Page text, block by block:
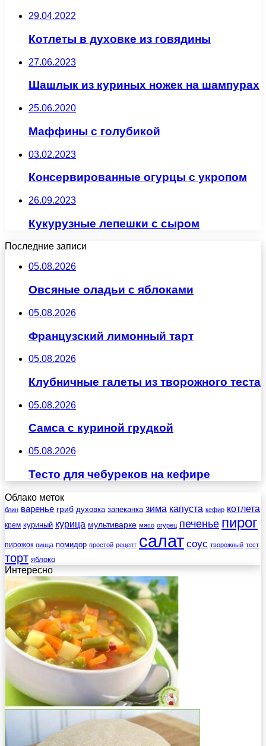
29.04.2022
Котлеты в духовке из говядины
27.06.2023
Шашлык из куриных ножек на шампурах
25.06.2020
Маффины с голубикой
03.02.2023
Консервированные огурцы с укропом
26.09.2023
Кукурузные лепешки с сыром
Последние записи
05.08.2026
Овсяные оладьи с яблоками
05.08.2026
Французский лимонный тарт
05.08.2026
Клубничные галеты из творожного теста
05.08.2026
Самса с куриной грудкой
05.08.2026
Тесто для чебуреков на кефире
Облако меток
блин варенье гриб духовка запеканка зима капуста кефир котлета
крем куриный курица мультиварке мясо огурец печенье пирог
пирожок пицца помидор простой рецепт салат соус творожный тест
торт яблоко
Интересно